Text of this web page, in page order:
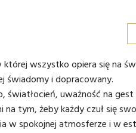
wszystko opiera się na
świadomy i dopracowany.
światłocień, uważność na
tym, żeby każdy czuł się
w spokojnej atmosferze i w